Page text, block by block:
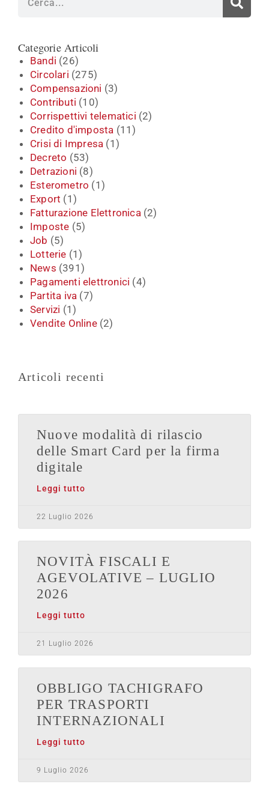
Categorie Articoli
Bandi (26)
Circolari (275)
Compensazioni (3)
Contributi (10)
Corrispettivi telematici (2)
Credito d'imposta (11)
Crisi di Impresa (1)
Decreto (53)
Detrazioni (8)
Esterometro (1)
Export (1)
Fatturazione Elettronica (2)
Imposte (5)
Job (5)
Lotterie (1)
News (391)
Pagamenti elettronici (4)
Partita iva (7)
Servizi (1)
Vendite Online(2)
Articoli recenti
Nuove modalità di rilascio
delle Smart Card per la firma
digitale
Leggi tutto
22 Luglio 2026
NOVITÀ FISCALI E
AGEVOLATIVE – LUGLIO
2026
Leggi tutto
21 Luglio 2026
OBBLIGO TACHIGRAFO
PER TRASPORTI
INTERNAZIONALI
Leggi tutto
9 Luglio 2026